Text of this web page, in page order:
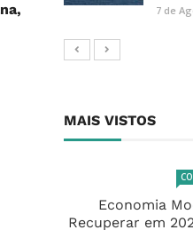
7 de
MAIS VISTOS
Economia
Recuperar em